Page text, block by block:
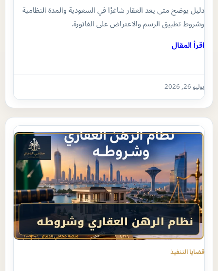
دليل يوضح متى يعد العقار شاغرًا في السعودية والمدة النظامية
وشروط تطبيق الرسم والاعتراض على الفاتورة.
اقرأ المقال
يوليو 26, 2026
قضايا التنفيذ